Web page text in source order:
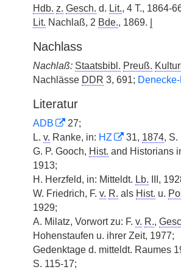
Hdb. z. Gesch. d. Lit., 4 T., 1864-
Lit. Nachlaß, 2 Bde., 1869.
Nachlass
Nachlaß: Staatsbibl. Preuß.
Nachlässe DDR 3, 691;
Literatur
ADB
27;
L. v. Ranke, in: HZ 31, 1874, S.
G. P. Gooch, Hist. and Historians
1913;
H. Herzfeld, in: Mitteldt. Lb. III,
W. Friedrich, F. v. R. als Hist. u.
1929;
A. Milatz, Vorwort zu: F. v. R.,
Hohenstaufen u. ihrer Zeit, 1977;
Gedenktage d. mitteldt. Raumes
S. 115-17;